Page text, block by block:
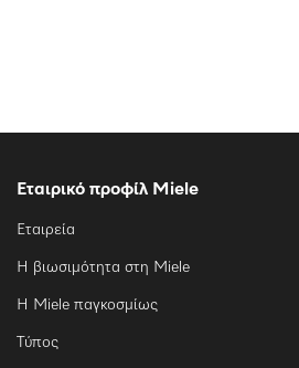
Εταιρικό προφίλ Miele
Εταιρεία
Η βιωσιμότητα στη Miele
Η Miele παγκοσμίως
Τύπος